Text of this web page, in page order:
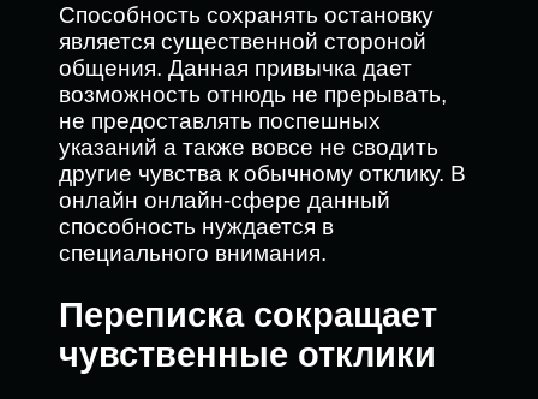
Способность сохранять остановку
является существенной стороной
общения. Данная привычка дает
возможность отнюдь не прерывать,
не предоставлять поспешных
указаний а также вовсе не сводить
другие чувства к обычному отклику. В
онлайн онлайн-сфере данный
способность нуждается в
специального внимания.
Переписка сокращает
чувственные отклики